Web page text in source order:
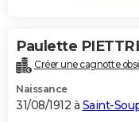
Paulette
Créer une cagnotte
Naissance
31/08/1912 à Saint-